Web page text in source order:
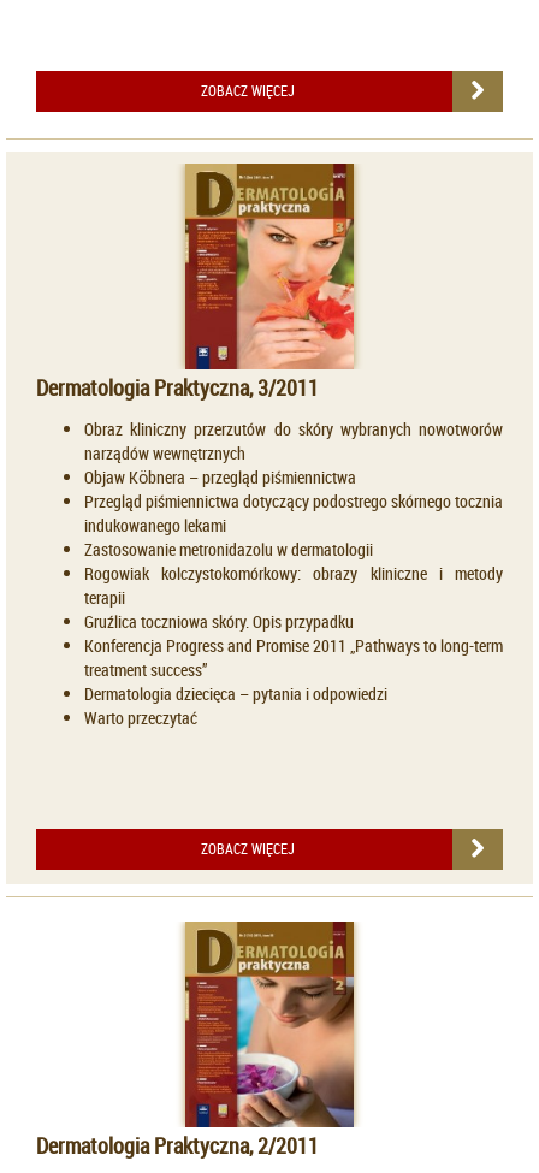
ZOBACZ WIĘCEJ
Dermatologia Praktyczna, 3/2011
Obraz kliniczny przerzutów do skóry wybranych nowotworów
narządów wewnętrznych
Objaw Köbnera – przegląd piśmiennictwa
Przegląd piśmiennictwa dotyczący podostrego skórnego tocznia
indukowanego lekami
Zastosowanie metronidazolu w dermatologii
Rogowiak kolczystokomórkowy: obrazy kliniczne i metody
terapii
Gruźlica toczniowa skóry. Opis przypadku
Konferencja Progress and Promise 2011 „Pathways to long-term
treatment success”
Dermatologia dziecięca – pytania i odpowiedzi
Warto przeczytać
ZOBACZ WIĘCEJ
Dermatologia Praktyczna, 2/2011